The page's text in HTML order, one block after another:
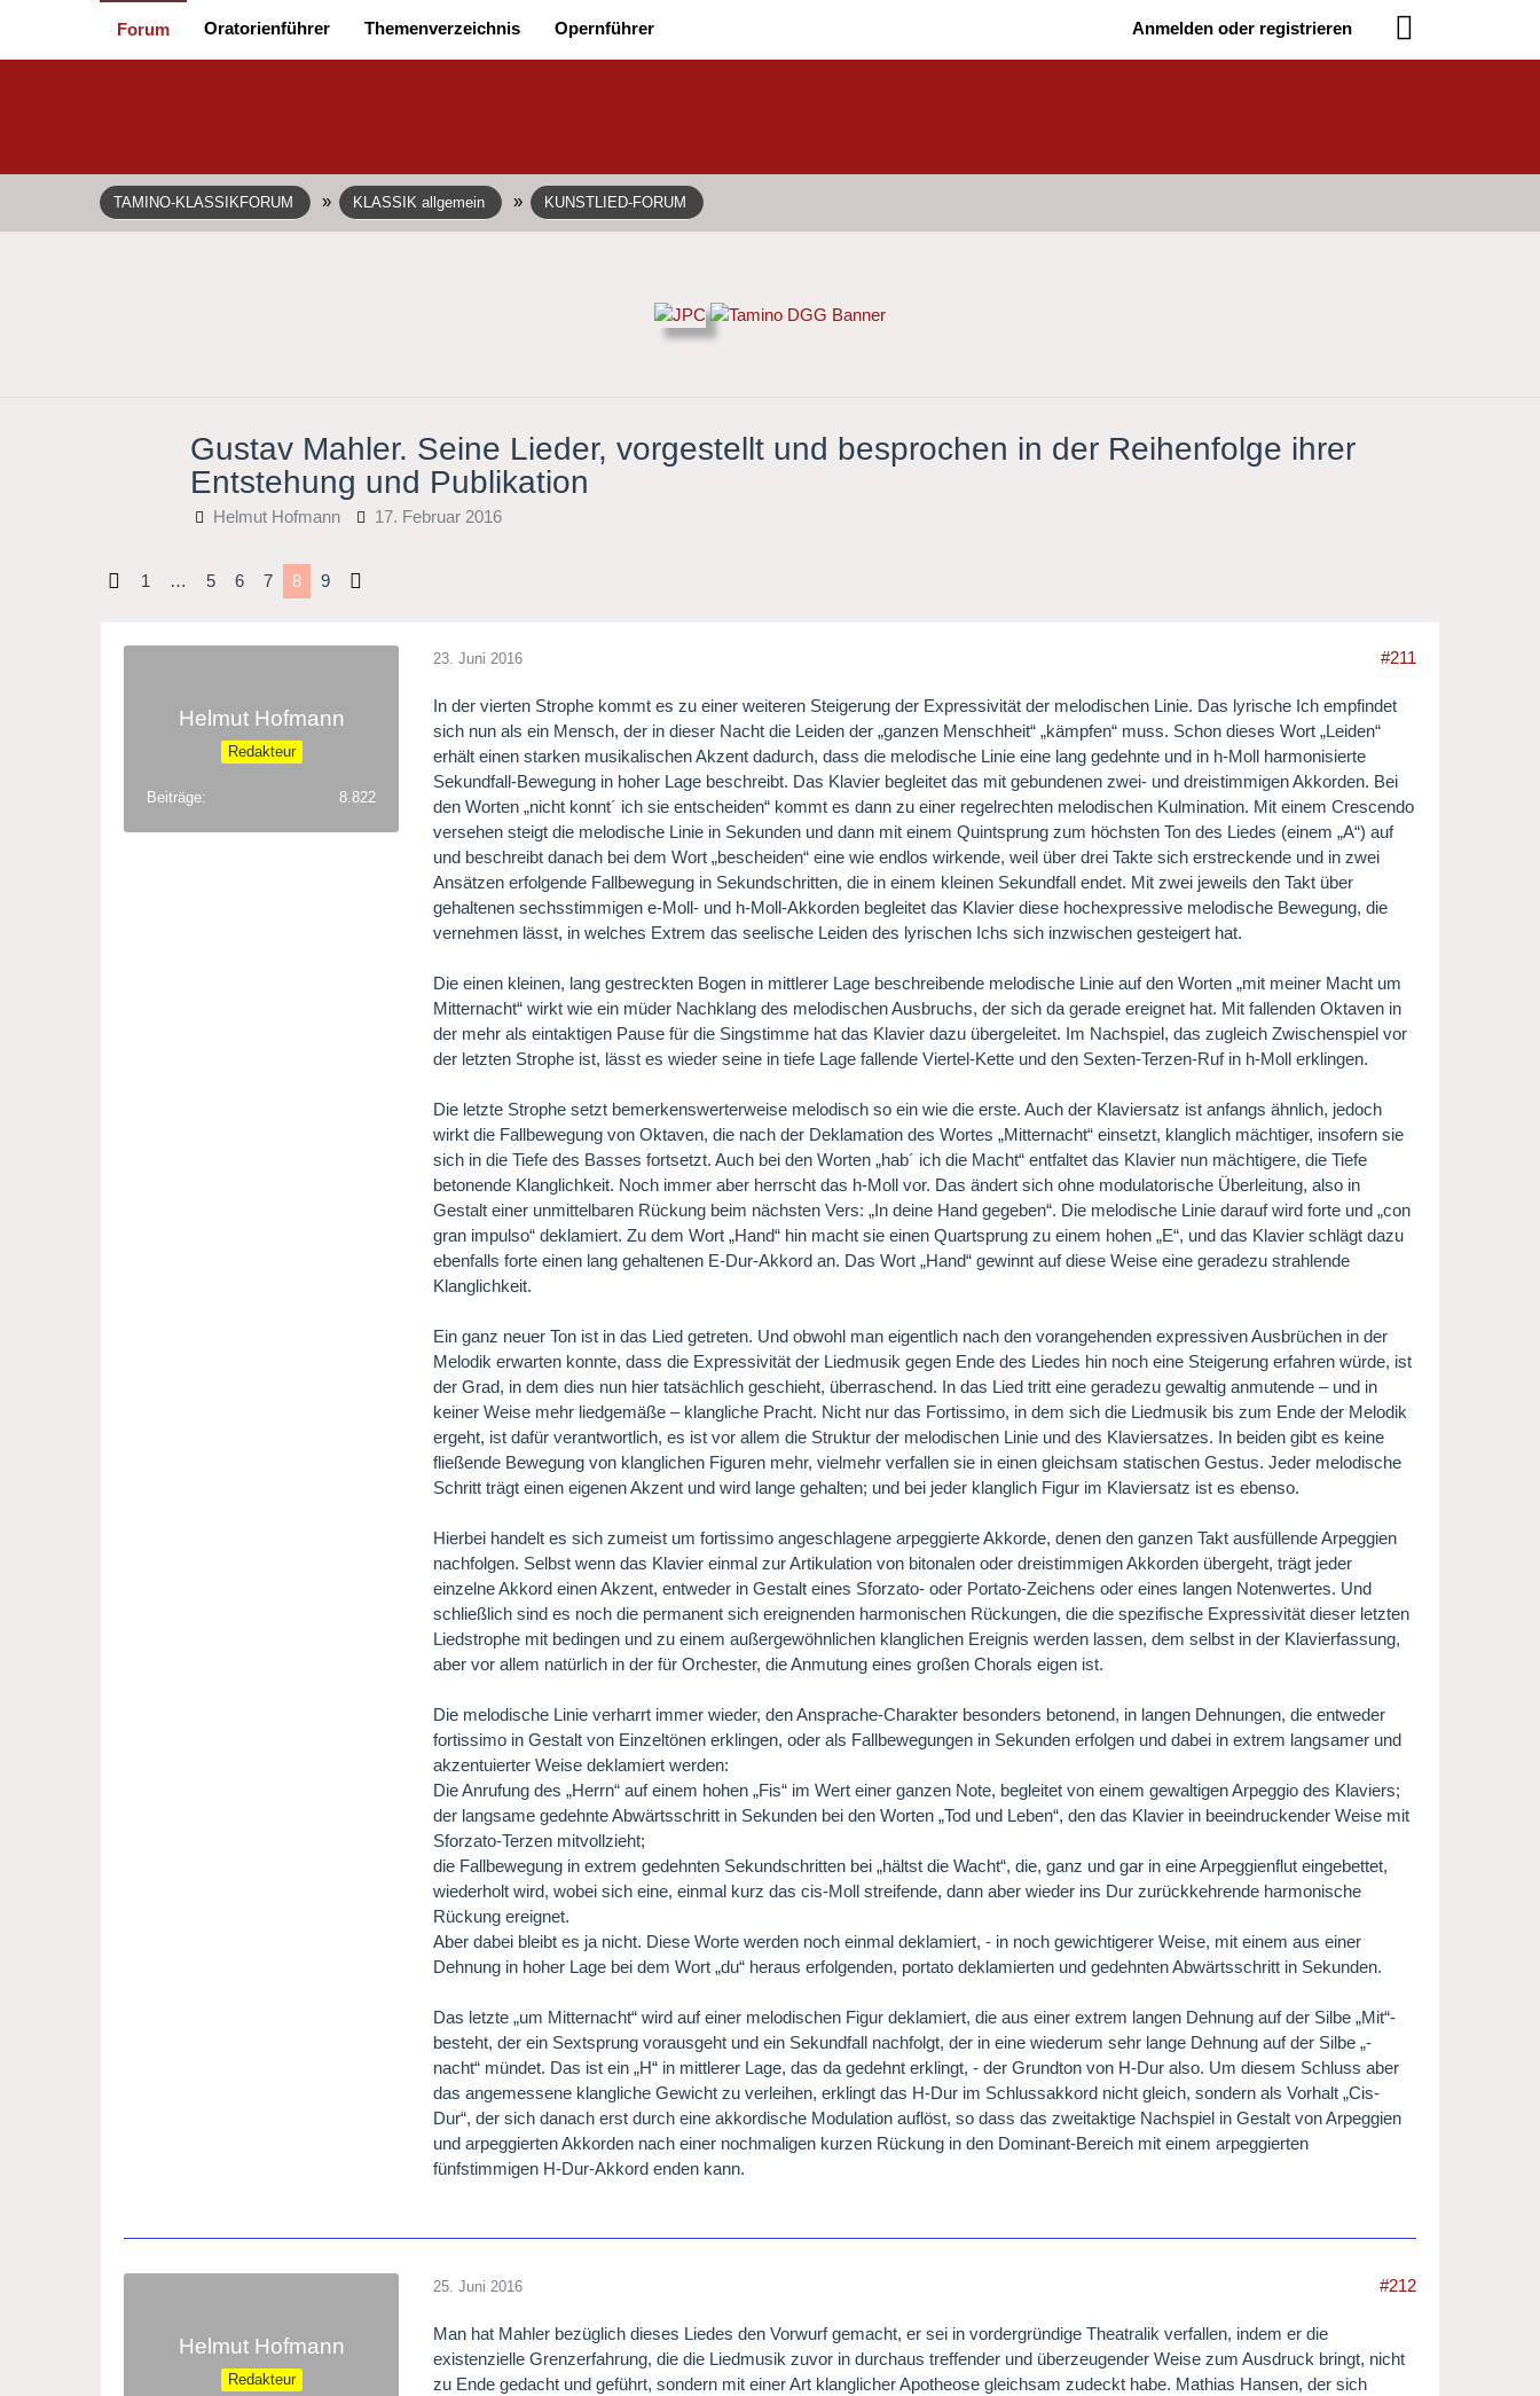
Forum Oratorienführer Themenverzeichnis Opernführer Anmelden oder registrieren
TAMINO-KLASSIKFORUM » KLASSIK allgemein » KUNSTLIED-FORUM
Gustav Mahler. Seine Lieder, vorgestellt und besprochen in der Reihenfolge ihrer
Entstehung und Publikation
Helmut Hofmann 17. Februar 2016
1 … 5 6 7 8 9
Helmut Hofmann
Redakteur
Beiträge 8.822
23. Juni 2016 #211
In der vierten Strophe kommt es zu einer weiteren Steigerung der Expressivität der melodischen Linie. Das lyrische Ich empfindet
sich nun als ein Mensch, der in dieser Nacht die Leiden der „ganzen Menschheit“ „kämpfen“ muss. Schon dieses Wort „Leiden“
erhält einen starken musikalischen Akzent dadurch, dass die melodische Linie eine lang gedehnte und in h-Moll harmonisierte
Sekundfall-Bewegung in hoher Lage beschreibt. Das Klavier begleitet das mit gebundenen zwei- und dreistimmigen Akkorden. Bei
den Worten „nicht konnt´ ich sie entscheiden“ kommt es dann zu einer regelrechten melodischen Kulmination. Mit einem Crescendo
versehen steigt die melodische Linie in Sekunden und dann mit einem Quintsprung zum höchsten Ton des Liedes (einem „A“) auf
und beschreibt danach bei dem Wort „bescheiden“ eine wie endlos wirkende, weil über drei Takte sich erstreckende und in zwei
Ansätzen erfolgende Fallbewegung in Sekundschritten, die in einem kleinen Sekundfall endet. Mit zwei jeweils den Takt über
gehaltenen sechsstimmigen e-Moll- und h-Moll-Akkorden begleitet das Klavier diese hochexpressive melodische Bewegung, die
vernehmen lässt, in welches Extrem das seelische Leiden des lyrischen Ichs sich inzwischen gesteigert hat.
Die einen kleinen, lang gestreckten Bogen in mittlerer Lage beschreibende melodische Linie auf den Worten „mit meiner Macht um
Mitternacht“ wirkt wie ein müder Nachklang des melodischen Ausbruchs, der sich da gerade ereignet hat. Mit fallenden Oktaven in
der mehr als eintaktigen Pause für die Singstimme hat das Klavier dazu übergeleitet. Im Nachspiel, das zugleich Zwischenspiel vor
der letzten Strophe ist, lässt es wieder seine in tiefe Lage fallende Viertel-Kette und den Sexten-Terzen-Ruf in h-Moll erklingen.
Die letzte Strophe setzt bemerkenswerterweise melodisch so ein wie die erste. Auch der Klaviersatz ist anfangs ähnlich, jedoch
wirkt die Fallbewegung von Oktaven, die nach der Deklamation des Wortes „Mitternacht“ einsetzt, klanglich mächtiger, insofern sie
sich in die Tiefe des Basses fortsetzt. Auch bei den Worten „hab´ ich die Macht“ entfaltet das Klavier nun mächtigere, die Tiefe
betonende Klanglichkeit. Noch immer aber herrscht das h-Moll vor. Das ändert sich ohne modulatorische Überleitung, also in
Gestalt einer unmittelbaren Rückung beim nächsten Vers: „In deine Hand gegeben“. Die melodische Linie darauf wird forte und „con
gran impulso“ deklamiert. Zu dem Wort „Hand“ hin macht sie einen Quartsprung zu einem hohen „E“, und das Klavier schlägt dazu
ebenfalls forte einen lang gehaltenen E-Dur-Akkord an. Das Wort „Hand“ gewinnt auf diese Weise eine geradezu strahlende
Klanglichkeit.
Ein ganz neuer Ton ist in das Lied getreten. Und obwohl man eigentlich nach den vorangehenden expressiven Ausbrüchen in der
Melodik erwarten konnte, dass die Expressivität der Liedmusik gegen Ende des Liedes hin noch eine Steigerung erfahren würde, ist
der Grad, in dem dies nun hier tatsächlich geschieht, überraschend. In das Lied tritt eine geradezu gewaltig anmutende – und in
keiner Weise mehr liedgemäße – klangliche Pracht. Nicht nur das Fortissimo, in dem sich die Liedmusik bis zum Ende der Melodik
ergeht, ist dafür verantwortlich, es ist vor allem die Struktur der melodischen Linie und des Klaviersatzes. In beiden gibt es keine
fließende Bewegung von klanglichen Figuren mehr, vielmehr verfallen sie in einen gleichsam statischen Gestus. Jeder melodische
Schritt trägt einen eigenen Akzent und wird lange gehalten; und bei jeder klanglich Figur im Klaviersatz ist es ebenso.
Hierbei handelt es sich zumeist um fortissimo angeschlagene arpeggierte Akkorde, denen den ganzen Takt ausfüllende Arpeggien
nachfolgen. Selbst wenn das Klavier einmal zur Artikulation von bitonalen oder dreistimmigen Akkorden übergeht, trägt jeder
einzelne Akkord einen Akzent, entweder in Gestalt eines Sforzato- oder Portato-Zeichens oder eines langen Notenwertes. Und
schließlich sind es noch die permanent sich ereignenden harmonischen Rückungen, die die spezifische Expressivität dieser letzten
Liedstrophe mit bedingen und zu einem außergewöhnlichen klanglichen Ereignis werden lassen, dem selbst in der Klavierfassung,
aber vor allem natürlich in der für Orchester, die Anmutung eines großen Chorals eigen ist.
Die melodische Linie verharrt immer wieder, den Ansprache-Charakter besonders betonend, in langen Dehnungen, die entweder
fortissimo in Gestalt von Einzeltönen erklingen, oder als Fallbewegungen in Sekunden erfolgen und dabei in extrem langsamer und
akzentuierter Weise deklamiert werden:
Die Anrufung des „Herrn“ auf einem hohen „Fis“ im Wert einer ganzen Note, begleitet von einem gewaltigen Arpeggio des Klaviers;
der langsame gedehnte Abwärtsschritt in Sekunden bei den Worten „Tod und Leben“, den das Klavier in beeindruckender Weise mit
Sforzato-Terzen mitvollzieht;
die Fallbewegung in extrem gedehnten Sekundschritten bei „hältst die Wacht“, die, ganz und gar in eine Arpeggienflut eingebettet,
wiederholt wird, wobei sich eine, einmal kurz das cis-Moll streifende, dann aber wieder ins Dur zurückkehrende harmonische
Rückung ereignet.
Aber dabei bleibt es ja nicht. Diese Worte werden noch einmal deklamiert, - in noch gewichtigerer Weise, mit einem aus einer
Dehnung in hoher Lage bei dem Wort „du“ heraus erfolgenden, portato deklamierten und gedehnten Abwärtsschritt in Sekunden.
Das letzte „um Mitternacht“ wird auf einer melodischen Figur deklamiert, die aus einer extrem langen Dehnung auf der Silbe „Mit“-
besteht, der ein Sextsprung vorausgeht und ein Sekundfall nachfolgt, der in eine wiederum sehr lange Dehnung auf der Silbe „-
nacht“ mündet. Das ist ein „H“ in mittlerer Lage, das da gedehnt erklingt, - der Grundton von H-Dur also. Um diesem Schluss aber
das angemessene klangliche Gewicht zu verleihen, erklingt das H-Dur im Schlussakkord nicht gleich, sondern als Vorhalt „Cis-
Dur“, der sich danach erst durch eine akkordische Modulation auflöst, so dass das zweitaktige Nachspiel in Gestalt von Arpeggien
und arpeggierten Akkorden nach einer nochmaligen kurzen Rückung in den Dominant-Bereich mit einem arpeggierten
fünfstimmigen H-Dur-Akkord enden kann.
Helmut Hofmann
Redakteur
25. Juni 2016 #212
Man hat Mahler bezüglich dieses Liedes den Vorwurf gemacht, er sei in vordergründige Theatralik verfallen, indem er die
existenzielle Grenzerfahrung, die die Liedmusik zuvor in durchaus treffender und überzeugender Weise zum Ausdruck bringt, nicht
zu Ende gedacht und geführt, sondern mit einer Art klanglicher Apotheose gleichsam zudeckt habe. Mathias Hansen, der sich